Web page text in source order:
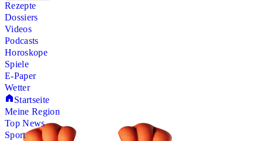
Rezepte
Dossiers
Videos
Podcasts
Horoskope
Spiele
E-Paper
Wetter
Startseite
Meine Region
Top News
Sport